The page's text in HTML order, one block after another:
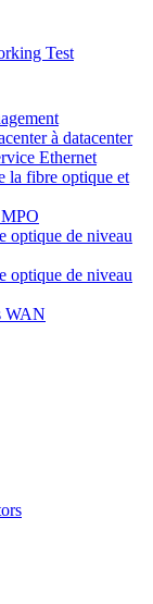
Test
à datacenter
Ethernet
la fibre optique et
MPO
optique de niveau
optique de niveau
WAN